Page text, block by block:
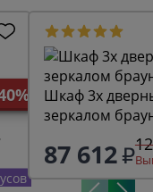
Шкаф 3х
зеркалом
87 612